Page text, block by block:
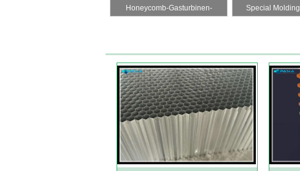
Honeycomb-Gasturbinen-
Special